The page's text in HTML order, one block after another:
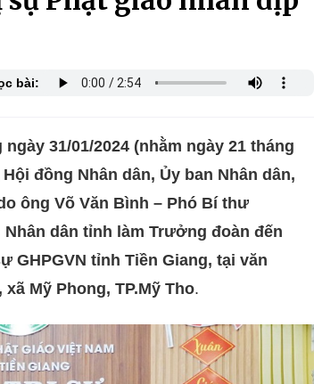
bài:
31/01/2024 (nhằm ngày 21 tháng
đồng Nhân dân, Ủy ban Nhân dân,
ông Võ Văn Bình – Phó Bí thư
dân tỉnh làm Trưởng đoàn đến
GHPGVN tỉnh Tiền Giang, tại văn
Mỹ Phong, TP.Mỹ Tho.